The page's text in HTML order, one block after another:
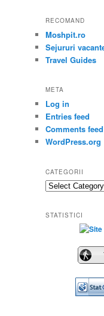
RECOMAND
Moshpit.ro
Sejururi
Travel Guides
META
Log in
Entries feed
Comments feed
WordPress.org
CATEGORII
Categorii
STATISTICI